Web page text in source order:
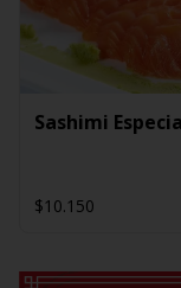
Sashimi
$10.150